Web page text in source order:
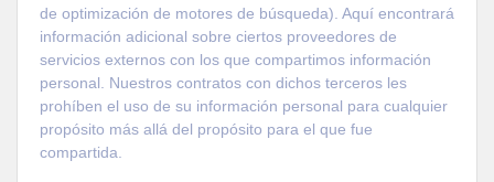
de optimización de motores de búsqueda). Aquí encontrará
información adicional sobre ciertos proveedores de
servicios externos con los que compartimos información
personal. Nuestros contratos con dichos terceros les
prohíben el uso de su información personal para cualquier
propósito más allá del propósito para el que fue
compartida.